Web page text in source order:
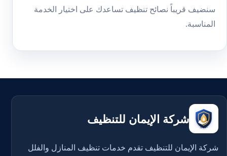
سنضيف قريباً نصائح تنظيف تساعدك على اختيار الخدمة
المناسبة.
شركة الإيمان للتنظيف
شركة الإيمان للتنظيف تقدم خدمات تنظيف المنازل والفلل